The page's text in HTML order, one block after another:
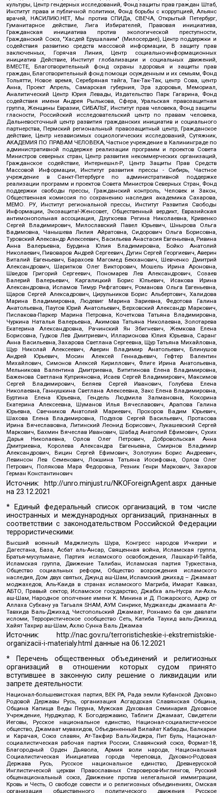
культуры, Центр гендерных исследований, Фонд защиты прав граждан Штаб,
Институт права и публичной политики, Фонд борьбы с коррупцией, Альянс
врачей, НАСИЛИЮ.НЕТ, Мы против СПИДа, СВЕЧА, Открытый Петербург,
Гуманитарное действие, Лига Избирателей, Правовая инициатива,
Гражданская инициатива против экологической преступности,
Гражданский Союз, "Хасдей Ерушалаим" (Милосердие), Центр поддержки и
содействия развитию средств массовой информации, В защиту прав
заключенных, Горячая Линия, Центр социально-информационных
инициатив Действие, Институт глобализации и социальных движений,
ВМЕСТЕ, Благотворительный фонд охраны здоровья и защиты прав
граждан, Благотворительный фонд помощи осужденным и их семьям, Фонд
Тольятти, Новое время, Серебряная тайга, Так-Так-Так, центр Сова, центр
Анна, Проект Апрель, Самарская губерния, Эра здоровья, Мемориал,
Аналитический Центр Юрия Левады, Издательство Парк Гагарина, Фонд
содействия имени Андрея Рылькова, Сфера, Уральская правозащитная
группа, Женщины Евразии, СИБАЛЬТ, Институт прав человека, Фонд защиты
гласности, Российский исследовательский центр по правам человека,
Дальневосточный центр развития гражданских инициатив и социального
партнерства, Пермский региональный правозащитный центр, Гражданское
действие, Центр независимых социологических исследований, Сутяжник,
АКАДЕМИЯ ПО ПРАВАМ ЧЕЛОВЕКА, Частное учреждение в Калининграде по
административной поддержке реализации программ и проектов Совета
Министров северных стран, Центр развития некоммерческих организаций,
Гражданское содействие, Интернешнл-Р, Центр Защиты Прав Средств
Массовой Информации, Институт развития прессы - Сибирь, Частное
учреждение в Санкт-Петербурге по административной поддержке
реализации программ и проектов Совета Министров Северных Стран, Фонд
поддержки свободы прессы, Гражданский контроль, Человек и Закон,
Общественная комиссия по сохранению наследия академика Сахарова,
МЕМО. РУ, Институт региональной прессы, Институт Развития Свободы
Информации, Экозащита!-Женсовет, Общественный вердикт, Евразийская
антимонопольная ассоциация, Дзугкоева Регина Николаевна, Кривенко
Сергей Владимирович, Милославский Павел Юрьевич, Шнырова Ольга
Вадимовна, Чанышева Лилия Айратовна, Сидорович Ольга Борисовна,
Туровский Александр Алексеевич, Васильева Анастасия Евгеньевна, Ривина
Анна Валерьевна, Бурдина Юлия Владимировна, Бойко Анатолий
Николаевич, Пивоваров Андрей Сергеевич, Дугин Сергей Георгиевич, Аверин
Виталий Евгеньевич, Барахоев Магомед Бекханович, Шевченко Дмитрий
Александрович, Шарипков Олег Викторович, Мошель Ирина Ароновна,
Шведов Григорий Сергеевич, Пономарев Лев Александрович, Созаев
Валерий Валерьевич, Каргалицкий Борис Юльевич, Исакова Ирина
Александровна, Исламов Тимур Рифгатович, Романова Ольга Евгеньевна,
Щаров Сергей Алексадрович, Цирульников Борис Альбертович, Халидова
Марина Владимировна, Людевиг Марина Зариевна, Федотова Галина
Анатольевна, Паутов Юрий Анатольевич, Верховский Александр Маркович,
Пислакова-Паркер Марина Петровна, Кочеткова Татьяна Владимировна,
Чуркина Наталья Валерьевна, Акимова Татьяна Николаевна, Золотарева
Екатерина Александровна, Рачинский Ян Збигневич, Жемкова Елена
Борисовна, Гудков Лев Дмитриевич, Илларионова Юлия Юрьевна, Саранг
Анна Васильевна, Захарова Светлана Сергеевна, Щур Татьяна Михайловна,
Щур Николай Алексеевич, Аверин Владимир Анатольевич, Блинушов
Андрей Юрьевич, Мосин Алексей Геннадьевич, Гефтер Валентин
Михайлович, Симонов Алексей Кириллович, Флиге Ирина Анатольевна,
Мельникова Валентина Дмитриевна, Вититинова Елена Владимировна,
Баженова Светлана Куприяновна, Исаев Сергей Владимирович, Максимов
Сергей Владимирович, Беляев Сергей Иванович, Голубева Елена
Николаевна, Ганнушкина Светлана Алексеевна, Закс Елена Владимировна,
Буртина Елена Юрьевна, Гендель Людмила Залмановна, Кокорина
Екатерина Алексеевна, Шуманов Илья Вячеславович, Арапова Галина
Юрьевна, Свечников Анатолий Мариевич, Прохоров Вадим Юрьевич,
Шахова Елена Владимировна, Подузов Сергей Васильевич, Протасова
Ирина Вячеславовна, Литинский Леонид Борисович, Лукашевский Сергей
Маркович, Бахмин Вячеслав Иванович, Шабад Анатолий Ефимович, Сухих
Дарья Николаевна, Орлов Олег Петрович, Добровольская Анна
Дмитриевна, Королева Александра Евгеньевна, Смирнов Владимир
Александрович, Вицин Сергей Ефимович, Золотухин Борис Андреевич,
Левинсон Лев Семенович, Локшина Татьяна Иосифовна, Орлов Олег
Петрович, Полякова Мара Федоровна, Резник Генри Маркович, Захаров
Герман Константинович
Источник: http://unro.minjust.ru/NKOForeignAgent.aspxданные
на23.12.2021
* Единый федеральный список организаций, в том числе
иностранных и международных организаций, признанных в
соответствии с законодательством Российской Федерации
террористическими:
Высший военный Маджлисуль Шура, Конгресс народов Ичкерии и
Дагестана, База, Асбат аль-Ансар, Священная война, Исламская группа,
Братья-мусульмане, Партия исламского освобождения, Лашкар-И-Тайба,
Исламская группа, Движение Талибан, Исламская партия Туркестана,
Общество социальных реформ, Общество возрождения исламского
наследия, Дом двух святых, Джунд аш-Шам, Исламский джихад – Джамаат
моджахедов, Аль-Каида в странах исламского Магриба, Имарат Кавказ,
АБТО, Правый сектор, Исламское государство, Джабха аль-Нусра ли-Ахль
аш-Шам, Народное ополчение имени К. Минина и Д. Пожарского, Аджр от
Аллаха Субхану уа Тагьаля SHAM, АУМ Синрике, Муджахеды джамаата Ат-
Тавхида Валь-Джихад, Чистопольский Джамаат, Рохнамо ба суи давлати
исломи, Террористическое сообщество Сеть, Катиба Таухид валь-Джихад,
Хайят Тахрир аш-Шам, Ахлю Сунна Валь Джамаа
Источник:
http://nac.gov.ru/terroristicheskie-i-ekstremistskie-
organizacii-i-materialy.html данные на06.12.2021
* Перечень общественных объединений и религиозных
организаций в отношении которых судом принято
вступившее в законную силу решение о ликвидации или
запрете деятельности:
Национал-большевистская партия, ВЕК РА, Рада земли Кубанской Духовно
Родовой Державы Русь, организация Асгардская Славянская Община,
Община Капища Веды Перуна, Мужская Духовная Семинария Духовное
Учреждение, Нурджулар, К Богодержавию, Таблиги Джамаат, Свидетели
Иеговы, Русское национальное единство, Национал-социалистическое
общество, Джамаат мувахидов, Объединенный Вилайат Кабарды, Балкарии
и Карачая, Союз славян, Ат-Такфир Валь-Хиджра, Пит Буль, Национал-
социалистическая рабочая партия России, Славянский союз, Формат-18,
Благородный Орден Дьявола, Армия воли народа, Национальная
Социалистическая Инициатива города Череповца, Духовно-Родовая
Держава Русь, Русское национальное единство, Древнерусской
Инглистической церкви Православных Староверов-Инглингов, Русский
общенациональный союз, Движение против нелегальной иммиграции,
Кровь и Честь, О свободе совести и о религиозных объединениях, Омская
организация общественного политического движения Русское